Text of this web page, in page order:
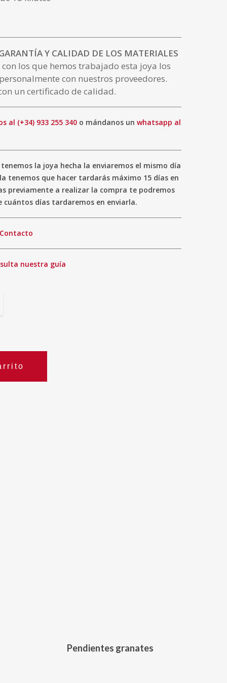
Y CALIDAD DE LOS MATERIALES
los que hemos trabajado esta joya los
con nuestros proveedores.
un certificado de calidad.
al (+34) 933 255 340 o mándanos unwhatsapp al
tenemos la joya hecha la enviaremos el mismo día
tenemos que hacer tardarás máximo 15 días en
previamente a realizar la compra te podremos
días tardaremos en enviarla.
Contacto
nuestra guía
Pendientes granates